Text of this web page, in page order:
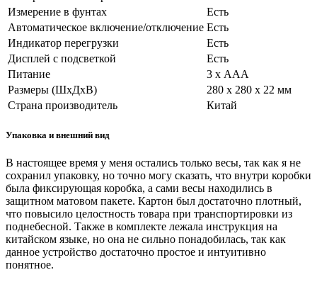
Измерение в фунтах
Есть
Автоматическое включение/отключение Есть
Индикатор перегрузки
Есть
Дисплей с подсветкой
Есть
Питание
3 х AAA
Размеры (ШхДхВ)
280 х 280 х 22 мм
Страна производитель
Китай
Упаковка и внешний вид
В настоящее время у меня остались только весы, так как я не
сохранил упаковку, но точно могу сказать, что внутри коробки
была фиксирующая коробка, а сами весы находились в
защитном матовом пакете. Картон был достаточно плотный,
что повысило целостность товара при транспортировки из
поднебесной. Также в комплекте лежала инструкция на
китайском языке, но она не сильно понадобилась, так как
данное устройство достаточно простое и интуитивно
понятное.